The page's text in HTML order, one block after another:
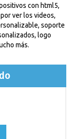
con html5,
ver los videos,
soporte
logo
más.